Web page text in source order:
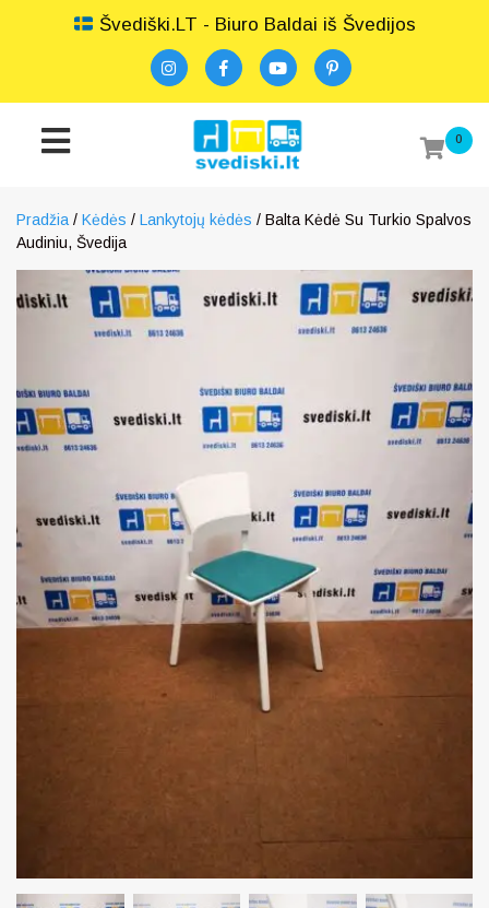
Švediški.LT - Biuro Baldai iš Švedijos
0
Pradžia / Kėdės / Lankytojų kėdės / Balta Kėdė Su Turkio Spalvos
Audiniu, Švedija